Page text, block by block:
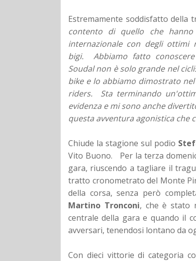
Estremamente soddisfatto della
contento di quello che
internazionale con degli
bigi. Abbiamo fatto
Soudal non è solo grande nel
bike e lo abbiamo dimostrato
riders. Sta terminando
evidenza e mi sono anche
questa avventura agonistica che
Chiude la stagione sul podio
Vito Buono. Per la terza
gara, riuscendo a tagliare il
tratto cronometrato del Monte
della corsa, senza però
Martino Tronconi, che è stato
centrale della gara e quando il
avversari, tenendosi lontano da
Con dieci vittorie di categoria